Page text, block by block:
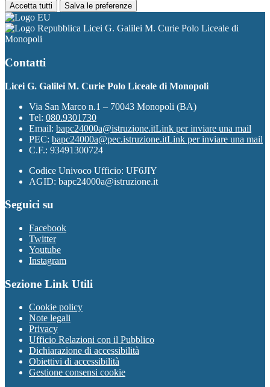
Accetta tutti Salva le preferenze
Licei G. Galilei M. Curie Polo Liceale di
Monopoli
Contatti
Licei G. Galilei M. Curie Polo Liceale di Monopoli
Via San Marco n.1 – 70043 Monopoli (BA)
Tel: 080.9301730
Email: bapc24000a@istruzione.itLink per inviare una mail
PEC: bapc24000a@pec.istruzione.itLink per inviare una mail
C.F.: 93491300724
Codice Univoco Ufficio: UF6JIY
AGID: bapc24000a@istruzione.it
Seguici su
Facebook
Twitter
Youtube
Instagram
Sezione Link Utili
Cookie policy
Note legali
Privacy
Ufficio Relazioni con il Pubblico
Dichiarazione di accessibilità
Obiettivi di accessibilità
Gestione consensi cookie